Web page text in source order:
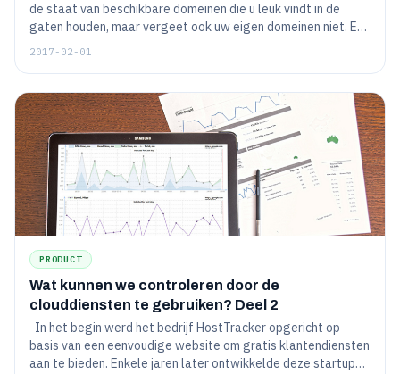
de staat van beschikbare domeinen die u leuk vindt in de
gaten houden, maar vergeet ook uw eigen domeinen niet. Er
is een grote verscheidenheid aan diensten, zoals
2017-02-01
PRODUCT
Wat kunnen we controleren door de
clouddiensten te gebruiken? Deel 2
In het begin werd het bedrijf HostTracker opgericht op
basis van een eenvoudige website om gratis klantendiensten
aan te bieden. Enkele jaren later ontwikkelde deze startup